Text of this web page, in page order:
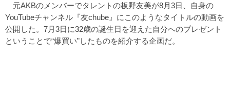
元AKBのメンバーでタレントの板野友美が8月3日、自身の
YouTubeチャンネル『友chube』にこのようなタイトルの動画を
公開した。7月3日に32歳の誕生日を迎えた自分へのプレゼント
ということで“爆買い”したものを紹介する企画だ。